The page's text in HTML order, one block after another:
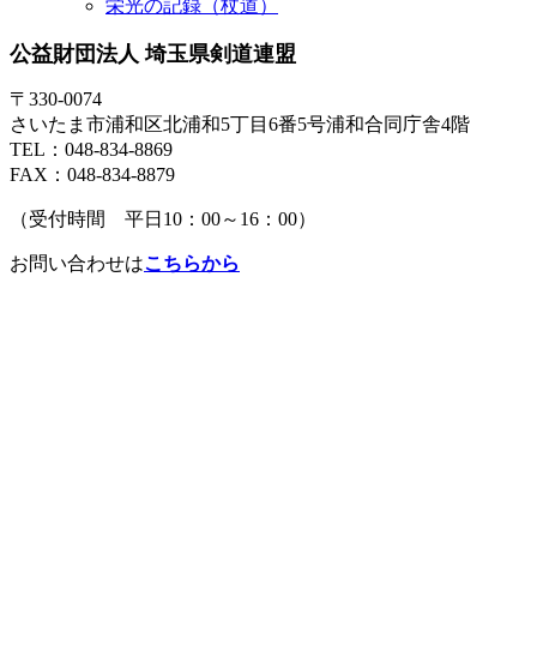
栄光の記録（杖道）
公益財団法人 埼玉県剣道連盟
〒330-0074
さいたま市浦和区北浦和5丁目6番5号浦和合同庁舎4階
TEL：048-834-8869
FAX：048-834-8879
（受付時間 平日10：00～16：00）
お問い合わせはこちらから